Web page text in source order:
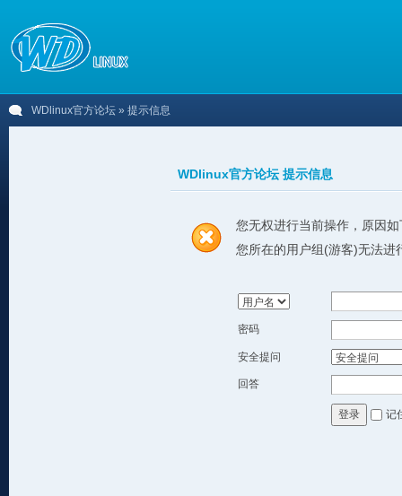
WDlinux官方论坛 » 提示信息
WDlinux官方论坛 提示信息
您无权进行当前操作，原因如
您所在的用户组(游客)无法进
密码
安全提问
回答
登录 记